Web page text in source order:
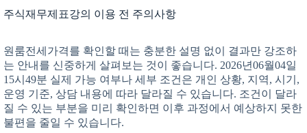
주식재무제표강의 이용 전 주의사항
원룸전세가격를 확인할 때는 충분한 설명 없이 결과만 강조하
는 안내를 신중하게 살펴보는 것이 좋습니다. 2026년06월04일
15시49분 실제 가능 여부나 세부 조건은 개인 상황, 지역, 시기,
운영 기준, 상담 내용에 따라 달라질 수 있습니다. 조건이 달라
질 수 있는 부분을 미리 확인하면 이후 과정에서 예상하지 못한
불편을 줄일 수 있습니다.